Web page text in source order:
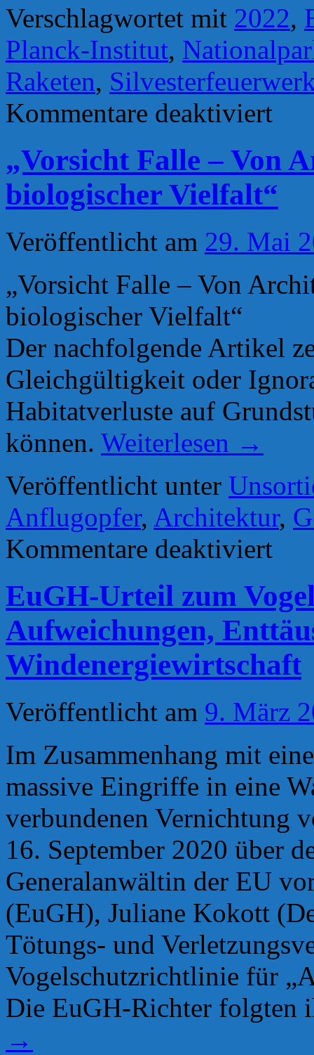
Verschlagwortet mit 2022,
Planck-Institut,
Raketen,
Kommentare deaktiviert
Gänse:
Studie
Instituts
„Vorsicht Falle – Von
biologischer Vielfalt“
Veröffentlicht am 29. Mai
„Vorsicht Falle – Von
biologischer Vielfalt“
Der nachfolgende Artikel
Gleichgültigkeit oder
Habitatverluste auf
können. Weiterlesen →
Veröffentlicht unter
Anflugopfer, Architektur,
Kommentare deaktiviert
Von
und
dem
Verlust
Vielfalt“
EuGH-Urteil zum
Aufweichungen,
Windenergiewirtschaft
Veröffentlicht am 9. März
Im Zusammenhang mit
massive Eingriffe in eine
verbundenen Vernichtung
16. September 2020 über
Generalanwältin der EU
(EuGH), Juliane Kokott
Tötungs- und
Vogelschutzrichtlinie für
Die EuGH-Richter folgten
→